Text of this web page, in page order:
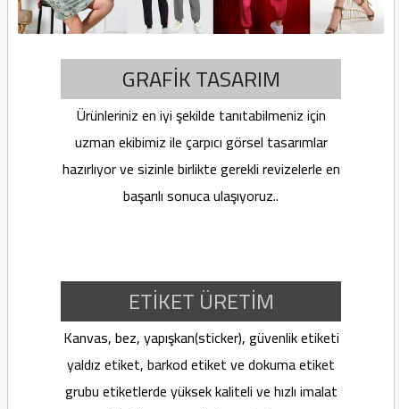
GRAFİK TASARIM
Ürünleriniz en iyi şekilde tanıtabilmeniz için
uzman ekibimiz ile çarpıcı görsel tasarımlar
hazırlıyor ve sizinle birlikte gerekli revizelerle en
başarılı sonuca ulaşıyoruz..
ETİKET ÜRETİM
Kanvas, bez, yapışkan(sticker), güvenlik etiketi
yaldız etiket, barkod etiket ve dokuma etiket
grubu etiketlerde yüksek kaliteli ve hızlı imalat